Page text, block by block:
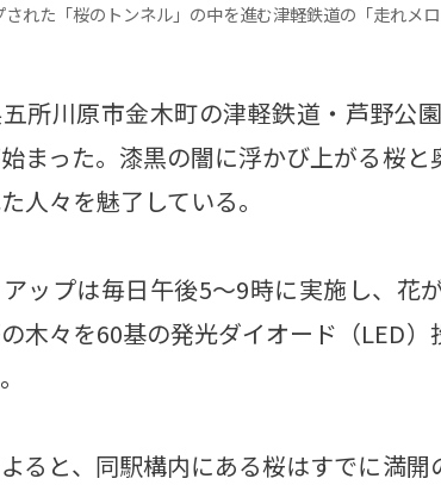
された「桜のトンネル」の中を進む津軽鉄道の「走れメ
所川原市金木町の津軽鉄道・芦野公
まった。漆黒の闇に浮かび上がる桜
人々を魅了している。
ップは毎日午後5～9時に実施し、花
木々を60基の発光ダイオード（LED
ると、同駅構内にある桜はすでに満